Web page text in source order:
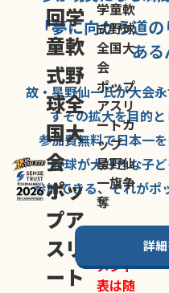
回学
童軟
式野
球全
国大
会
ポッ
プア
スリ
ート
学童軟
式野球
全国大
会
ポップ
アスリ
ートカ
ップ
星野仙
一旗争
奪
メント
表は随
「夢に向かう道の
ある
故・星野仙一氏が大会
すその拡大を目的と
参加費無料で日本一を
野球が大好きな子
参加できる、それがポ
詳